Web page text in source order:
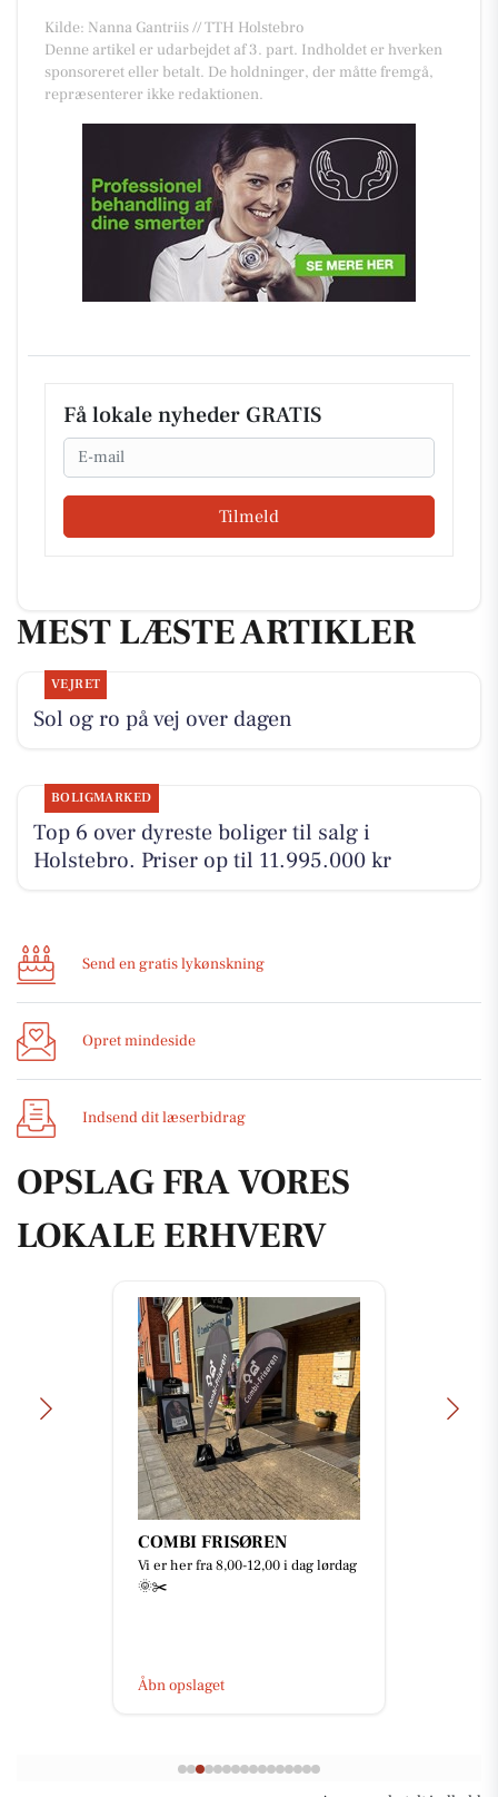
Kilde: Nanna Gantriis // TTH Holstebro
Denne artikel er udarbejdet af 3. part. Indholdet er hverken
sponsoreret eller betalt. De holdninger, der måtte fremgå,
repræsenterer ikke redaktionen.
Få lokale nyheder GRATIS
Email
Tilmeld
MEST LÆSTE ARTIKLER
VEJRET
Sol og ro på vej over dagen
BOLIGMARKED
Top 6 over dyreste boliger til salg i
Holstebro. Priser op til 11.995.000 kr
Send en gratis lykønskning
Opret mindeside
Indsend dit læserbidrag
OPSLAG FRA VORES
LOKALE ERHVERV
COMBI FRISØREN
Vi er her fra 8,00-12,00 i dag lørdag
🌞✂️
Åbn opslaget